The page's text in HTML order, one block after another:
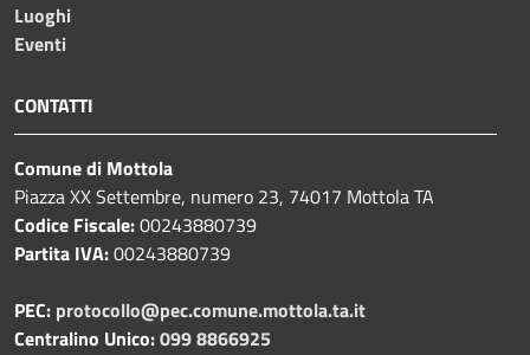
Luoghi
Eventi
CONTATTI
Comune di Mottola
Piazza XX Settembre, numero 23, 74017 Mottola TA
Codice Fiscale:00243880739
Partita IVA:00243880739
PEC: protocollo@pec.comune.mottola.ta.it
Centralino Unico:099 8866925